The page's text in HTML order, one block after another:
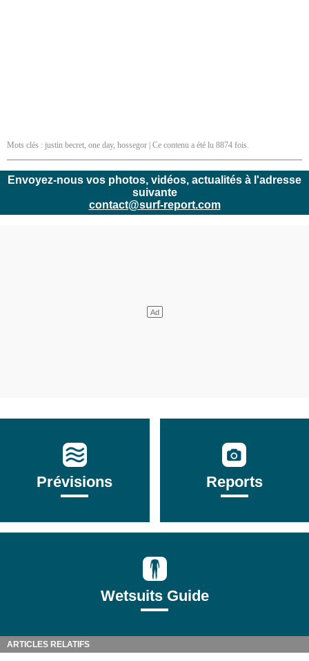
Mots clés : justin becret, one day, hossegor | Ce contenu a été lu 8874 fois.
Envoyez-nous vos photos, vidéos, actualités à l'adresse
suivante
contact@surf-report.com
Prévisions Reports
Wetsuits Guide
ARTICLES RELATIFS